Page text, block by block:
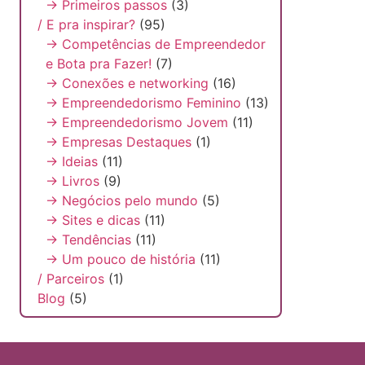
→ Primeiros passos (3)
/ E pra inspirar? (95)
→ Competências de Empreendedor
e Bota pra Fazer! (7)
→ Conexões e networking (16)
→ Empreendedorismo Feminino (13)
→ Empreendedorismo Jovem (11)
→ Empresas Destaques (1)
→ Ideias (11)
→ Livros (9)
→ Negócios pelo mundo (5)
→ Sites e dicas (11)
→ Tendências (11)
→ Um pouco de história (11)
/ Parceiros (1)
Blog (5)